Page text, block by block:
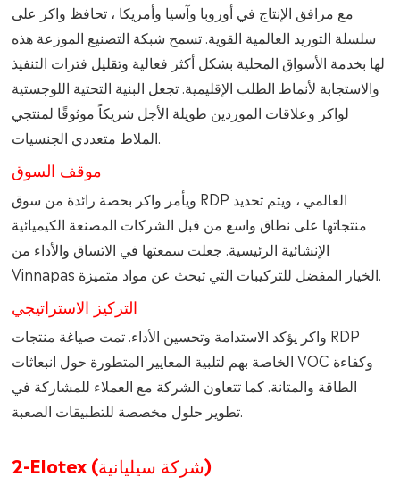
مع مرافق الإنتاج في أوروبا وآسيا وأمريكا ، تحافظ واكر على
سلسلة التوريد العالمية القوية. تسمح شبكة التصنيع الموزعة هذه
لها بخدمة الأسواق المحلية بشكل أكثر فعالية وتقليل فترات التنفيذ
والاستجابة لأنماط الطلب الإقليمية. تجعل البنية التحتية اللوجستية
لواكر وعلاقات الموردين طويلة الأجل شريكاً موثوقًا لمنتجي
الملاط متعددي الجنسيات.
موقف السوق
ويأمر واكر بحصة رائدة من سوق RDP العالمي ، ويتم تحديد
منتجاتها على نطاق واسع من قبل الشركات المصنعة الكيميائية
الإنشائية الرئيسية. جعلت سمعتها في الاتساق والأداء من
Vinnapas الخيار المفضل للتركيبات التي تبحث عن مواد متميزة.
التركيز الاستراتيجي
واكر يؤكد الاستدامة وتحسين الأداء. تمت صياغة منتجات RDP
الخاصة بهم لتلبية المعايير المتطورة حول انبعاثات VOC وكفاءة
الطاقة والمتانة. كما تتعاون الشركة مع العملاء للمشاركة في
تطوير حلول مخصصة للتطبيقات الصعبة.
2-Elotex (شركة سيليانية)